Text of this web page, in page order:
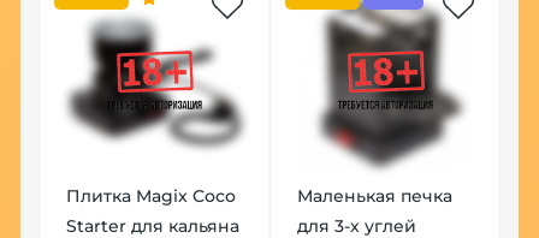
Плитка Magix Coco
Starter для кальяна
Маленькая печка
для 3-х углей